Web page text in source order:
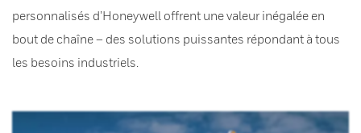
personnalisés d’Honeywell offrent une valeur inégalée en
bout de chaîne – des solutions puissantes répondant à tous
les besoins industriels.